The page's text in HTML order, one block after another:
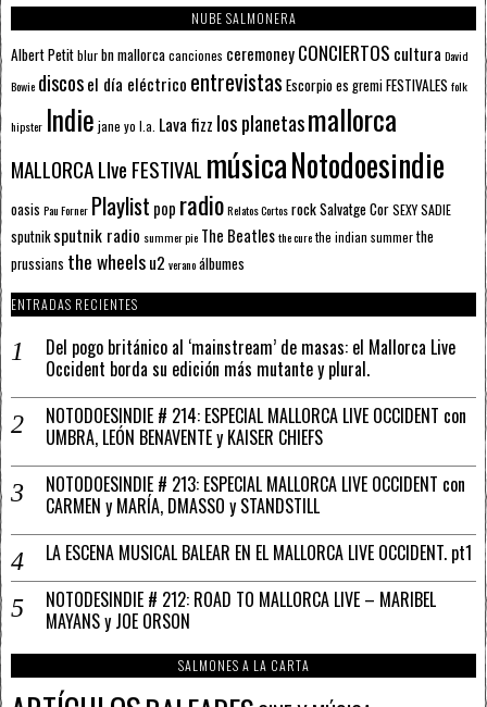
NUBE SALMONERA
Albert Petitblurbn mallorcacanciones ceremoneyCONCIERTOS cultura David
Bowie discosel día eléctrico entrevistas Escorpioes gremiFESTIVALES folk
hipster Indie jane yo l.a. Lava fizz los planetasmallorca
MALLORCA LIve FESTIVAL músicaNotodoesindie
oasis Pau Forner Playlist pop radioRelatos CortosrockSalvatge CorSEXY SADIE
sputnik sputnik radio summer pie The Beatlesthe curethe indian summerthe
prussians the wheelsu2 veranoálbumes
ENTRADAS RECIENTES
Del pogo británico al ‘mainstream’ de masas: el Mallorca Live
Occident borda su edición más mutante y plural.
NOTODOESINDIE # 214: ESPECIAL MALLORCA LIVE OCCIDENT con
UMBRA, LEÓN BENAVENTE y KAISER CHIEFS
NOTODOESINDIE # 213: ESPECIAL MALLORCA LIVE OCCIDENT con
CARMEN y MARÍA, DMASSO y STANDSTILL
LA ESCENA MUSICAL BALEAR EN EL MALLORCA LIVE OCCIDENT. pt1
NOTODESINDIE # 212: ROAD TO MALLORCA LIVE – MARIBEL
MAYANS y JOE ORSON
SALMONES A LA CARTA